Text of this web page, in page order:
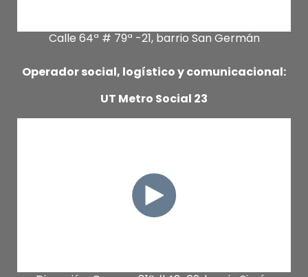
Calle 64ª # 79ª -21, barrio San Germán
Operador social, logístico y comunicacional:
UT Metro Social 23